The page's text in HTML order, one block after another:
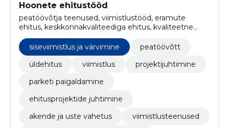
Hoonete ehitustööd
peatöövõtja teenused, viimistlustööd, eramute
ehitus, keskkonnakvaliteediga ehitus, kvaliteetne
ehitusjuhtimine, sertifitseeritud üldtöövõtja, elamu- ja
äripindade ehitustöövõtja, seinte krohvimine ja
plaatimine, siseviimistlus ja värvimine, professionaalne
ehitusviimistlus
siseviimistlus ja värvimine
peatöövõtt
üldehitus
viimistlus
projektijuhtimine
parketi paigaldamine
ehitusprojektide juhtimine
akende ja uste vahetus
viimistlusteenused